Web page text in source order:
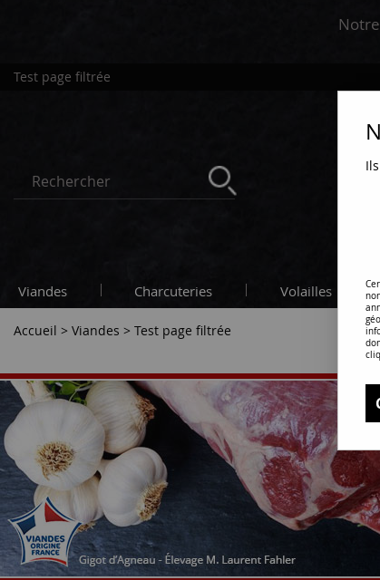
Test page filtrée
Viandes Charcuteries Volailles
Accueil > Viandes > Test page filtrée